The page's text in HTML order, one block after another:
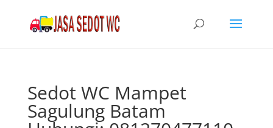
Sedot WC Mampet
Sagulung Batam